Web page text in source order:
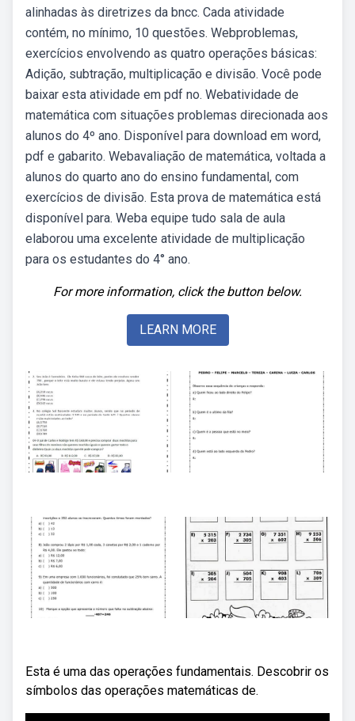
alinhadas às diretrizes da bncc. Cada atividade
contém, no mínimo, 10 questões. Webproblemas,
exercícios envolvendo as quatro operações básicas:
Adição, subtração, multiplicação e divisão. Você pode
baixar esta atividade em pdf no. Webatividade de
matemática com situações problemas direcionada aos
alunos do 4º ano. Disponível para download em word,
pdf e gabarito. Webavaliação de matemática, voltada a
alunos do quarto ano do ensino fundamental, com
exercícios de divisão. Esta prova de matemática está
disponível para. Weba equipe tudo sala de aula
elaborou uma excelente atividade de multiplicação
para os estudantes do 4° ano.
For more information, click the button below.
LEARN MORE
Esta é uma das operações fundamentais. Descobrir os
símbolos das operações matemáticas de.